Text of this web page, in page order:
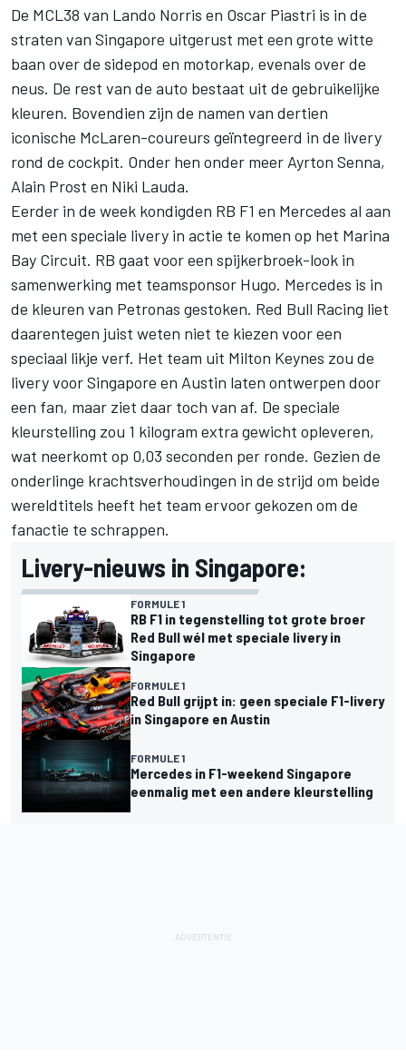
De MCL38 van Lando Norris en Oscar Piastri is in de
straten van Singapore uitgerust met een grote witte
baan over de sidepod en motorkap, evenals over de
neus. De rest van de auto bestaat uit de gebruikelijke
kleuren. Bovendien zijn de namen van dertien
iconische McLaren-coureurs geïntegreerd in de livery
rond de cockpit. Onder hen onder meer Ayrton Senna,
Alain Prost en Niki Lauda.
Eerder in de week kondigden RB F1 en Mercedes al aan
met een speciale livery in actie te komen op het Marina
Bay Circuit. RB gaat voor een spijkerbroek-look in
samenwerking met teamsponsor Hugo. Mercedes is in
de kleuren van Petronas gestoken. Red Bull Racing liet
daarentegen juist weten niet te kiezen voor een
speciaal likje verf. Het team uit Milton Keynes zou de
livery voor Singapore en Austin laten ontwerpen door
een fan, maar ziet daar toch van af. De speciale
kleurstelling zou 1 kilogram extra gewicht opleveren,
wat neerkomt op 0,03 seconden per ronde. Gezien de
onderlinge krachtsverhoudingen in de strijd om beide
wereldtitels heeft het team ervoor gekozen om de
fanactie te schrappen.
Livery-nieuws in Singapore:
FORMULE 1
RB F1 in tegenstelling tot grote broer
Red Bull wél met speciale livery in
Singapore
FORMULE 1
Red Bull grijpt in: geen speciale F1-livery
in Singapore en Austin
FORMULE 1
Mercedes in F1-weekend Singapore
eenmalig met een andere kleurstelling